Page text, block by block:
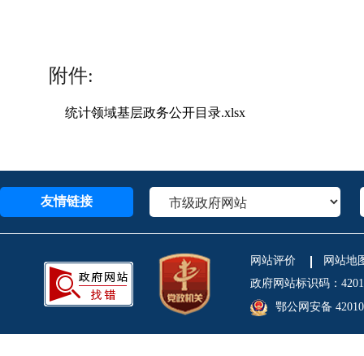
附件:
统计领域基层政务公开目录.xlsx
友情链接
网站评价
网站地
政府网站标识码：
鄂公网安备